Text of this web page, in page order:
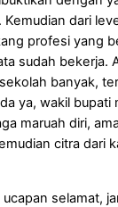
dari
profesi yang
sudah bekerja.
banyak,
ya, wakil bupati
maruah diri,
citra dari
ucapan selamat,